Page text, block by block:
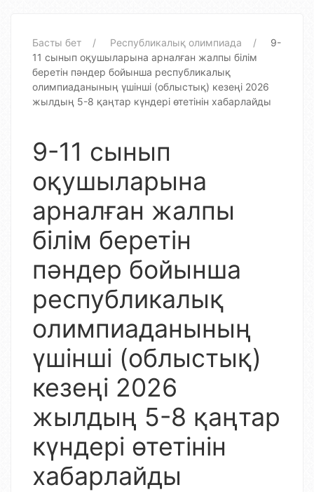
Басты бет Республикалық олимпиада
9-
11 сынып оқушыларына арналған жалпы білім
беретін пәндер бойынша республикалық
олимпиаданының үшінші (облыстық) кезеңі 2026
жылдың 5-8 қаңтар күндері өтетінін хабарлайды
9-11 сынып
оқушыларына
арналған жалпы
білім беретін
пәндер бойынша
республикалық
олимпиаданының
үшінші (облыстық)
кезеңі 2026
жылдың 5-8 қаңтар
күндері өтетінін
хабарлайды